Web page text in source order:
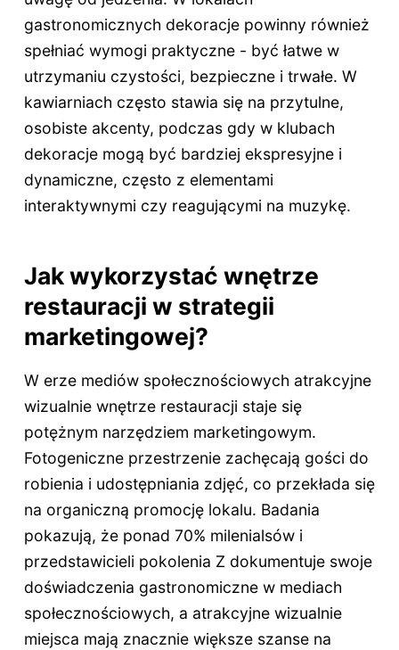
gastronomicznych dekoracje powinny również
spełniać wymogi praktyczne - być łatwe w
utrzymaniu czystości, bezpieczne i trwałe. W
kawiarniach często stawia się na przytulne,
osobiste akcenty, podczas gdy w klubach
dekoracje mogą być bardziej ekspresyjne i
dynamiczne, często z elementami
interaktywnymi czy reagującymi na muzykę.
Jak wykorzystać wnętrze
restauracji w strategii
marketingowej?
W erze mediów społecznościowych atrakcyjne
wizualnie wnętrze restauracji staje się
potężnym narzędziem marketingowym.
Fotogeniczne przestrzenie zachęcają gości do
robienia i udostępniania zdjęć, co przekłada się
na organiczną promocję lokalu. Badania
pokazują, że ponad 70% milenialsów i
przedstawicieli pokolenia Z dokumentuje swoje
doświadczenia gastronomiczne w mediach
społecznościowych, a atrakcyjne wizualnie
miejsca mają znacznie większe szanse na